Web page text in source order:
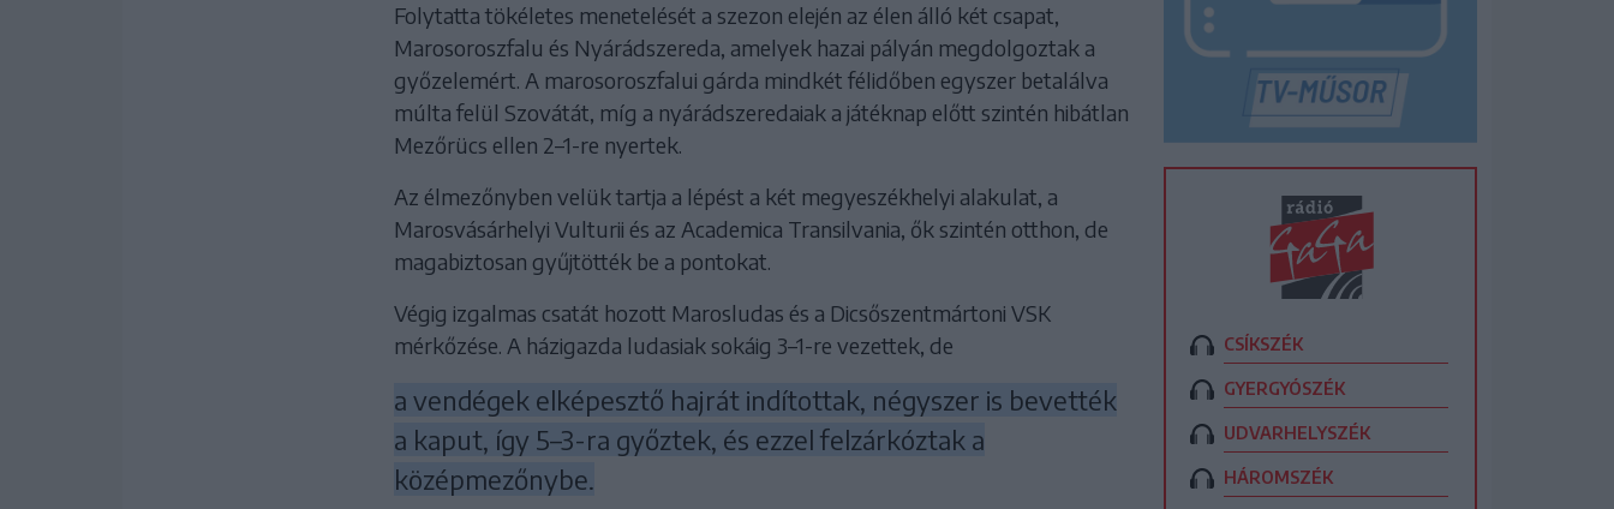
Folytatta tökéletes menetelését a szezon elején az élen álló két csapat,
Marosoroszfalu és Nyárádszereda, amelyek hazai pályán megdolgoztak a
győzelemért. A marosoroszfalui gárda mindkét félidőben egyszer betalálva
múlta felül Szovátát, míg a nyárádszeredaiak a játéknap előtt szintén hibátlan
Mezőrücs ellen 2–1-re nyertek.
Az élmezőnyben velük tartja a lépést a két megyeszékhelyi alakulat, a
Marosvásárhelyi Vulturii és az Academica Transilvania, ők szintén otthon, de
magabiztosan gyűjtötték be a pontokat.
Végig izgalmas csatát hozott Marosludas és a Dicsőszentmártoni VSK
mérkőzése. A házigazda ludasiak sokáig 3–1-re vezettek, de
a vendégek elképesztő hajrát indítottak, négyszer is bevették
a kaput, így 5–3-ra győztek, és ezzel felzárkóztak a
középmezőnybe.
CSÍKSZÉK
GYERGYÓSZÉK
UDVARHELYSZÉK
HÁROMSZÉK